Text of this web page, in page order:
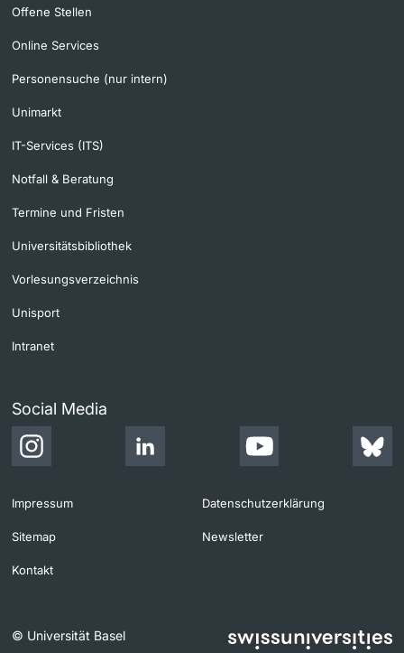
Offene Stellen
Online Services
Personensuche (nur intern)
Unimarkt
IT-Services (ITS)
Notfall & Beratung
Termine und Fristen
Universitätsbibliothek
Vorlesungsverzeichnis
Unisport
Intranet
Social Media
Impressum Datenschutzerklärung
Sitemap Newsletter
Kontakt
© Universität Basel